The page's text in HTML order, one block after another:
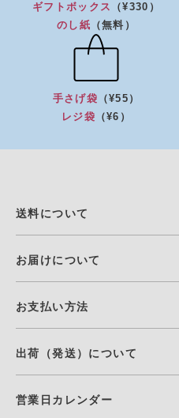
ギフトボックス
（¥330）
のし紙 （無料）
手さげ袋 （¥55）
レジ袋 （¥6）
送料について
お届けについて
お支払い方法
出荷（発送）について
営業日カレンダー